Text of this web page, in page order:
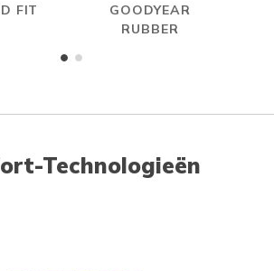
FIT
GOODYEAR
RUBBER
Technologieën